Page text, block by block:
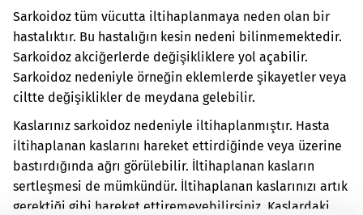
Sarkoidoz tüm vücutta iltihaplanmaya neden olan bir
hastalıktır. Bu hastalığın kesin nedeni bilinmemektedir.
Sarkoidoz akciğerlerde değişikliklere yol açabilir.
Sarkoidoz nedeniyle örneğin eklemlerde şikayetler veya
ciltte değişiklikler de meydana gelebilir.
Kaslarınız sarkoidoz nedeniyle iltihaplanmıştır. Hasta
iltihaplanan kaslarını hareket ettirdiğinde veya üzerine
bastırdığında ağrı görülebilir. İltihaplanan kasların
sertleşmesi de mümkündür. İltihaplanan kaslarınızı artık
gerektiği gibi hareket ettiremeyebilirsiniz. Kaslardaki